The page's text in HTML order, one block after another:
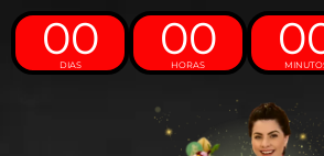
00
DIAS 00
HORAS